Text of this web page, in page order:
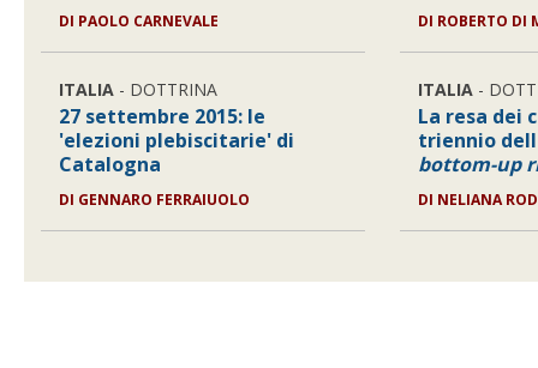
DI PAOLO CARNEVALE
ITALIA - DOTTRINA
27 settembre 2015: le
'elezioni plebiscitarie' di
Catalogna
DI GENNARO FERRAIUOLO
DI ROBERTO DI
ITALIA -
La resa dei
triennio
bottom-up
DI NELIANA